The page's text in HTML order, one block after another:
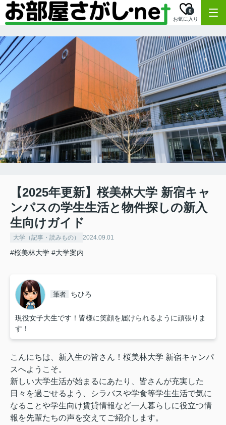
お気に入り
0
【2025年更新】桜美林大学 新宿キャ
ンパスの学生生活と物件探しの新入
生向けガイド
大学（記事・読みもの） 2024.09.01
#桜美林大学 #大学案内
筆者 ちひろ
現役女子大生です！皆様に笑顔を届けられるように頑張りま
す！
こんにちは、新入生の皆さん！桜美林大学 新宿キャンパ
スへようこそ。
新しい大学生活が始まるにあたり、皆さんが充実した
日々を過ごせるよう、シラバスや学食等学生生活で気に
なることや学生向け賃貸情報など一人暮らしに役立つ情
報を先輩たちの声を交えてご紹介します。